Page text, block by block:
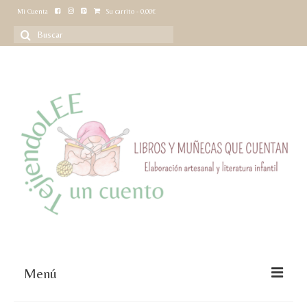
Mi Cuenta Su carrito - 0,00€
Buscar
por:
Menú